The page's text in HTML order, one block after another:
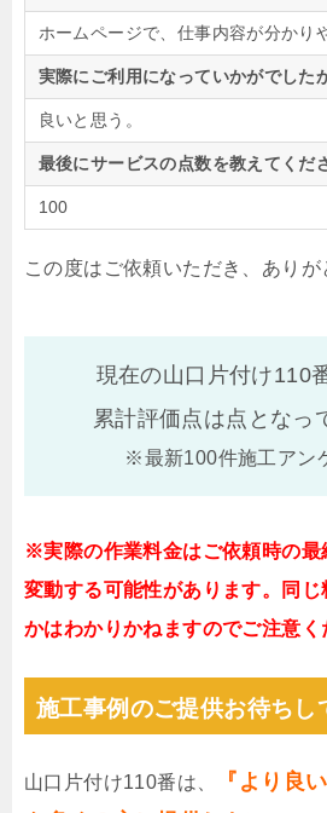
ホームページで、仕事内容が分かり
実際にご利用になっていかがでした
良いと思う。
最後にサービスの点数を教えてくだ
100
この度はご依頼いただき、ありが
現在の山口片付け110
累計評価点は点となっ
※最新100件施工アン
※実際の作業料金はご依頼時の最
変動する可能性があります。同じ
かはわかりかねますのでご注意く
施工事例のご提供お待ちし
山口片付け110番は、
『より良